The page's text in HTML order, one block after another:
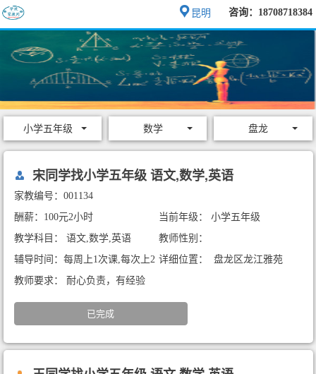
咨询：18708718384
昆明
小学五年级 数学 盘龙
宋同学找小学五年级 语文,数学,英语
家教编号：001134
酬薪：100元2小时
当前年级： 小学五年级
教学科目： 语文,数学,英语
教师性别：
辅导时间：每周上1次课,每次上2
小时
详细位置： 盘龙区龙江雅苑
教师要求： 耐心负责，有经验
已完成